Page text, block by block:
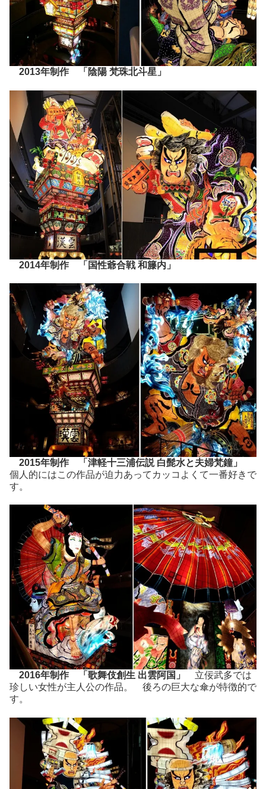
2013年制作 「陰陽 梵珠北斗星」
2014年制作 「国性爺合戦 和籐内」
2015年制作 「津軽十三浦伝説 白髭水と夫婦梵鐘」
個人的にはこの作品が迫力あってカッコよくて一番好きで
す。
2016年制作 「歌舞伎創生 出雲阿国」
立佞武多では
珍しい女性が主人公の作品。 後ろの巨大な傘が特徴的で
す。